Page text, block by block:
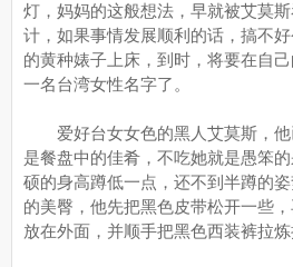
灯，妈妈的这般想法，早就被艾莫
计，如果事情发展顺利的话，搞不
的黄种婊子上床，到时，将要在自
一名台湾女性名字了。
爱好台女女色的黑人艾莫斯，他
是餐盘中的佳肴，不吃她就是愚笨
硕的身高蹲低一点，还不到半蹲的
的美臀，他先把黑色皮带松开一些
放在外面，并顺手把黑色西装裤拉炼